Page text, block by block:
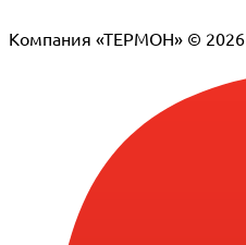
Компания «ТЕРМОН» © 2026